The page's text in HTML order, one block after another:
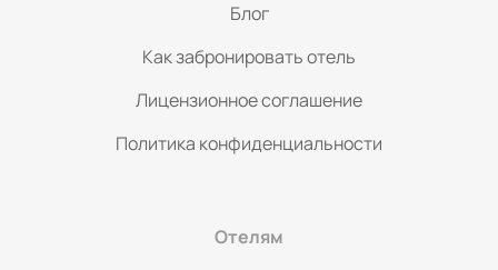
Блог
Как забронировать отель
Лицензионное соглашение
Политика конфиденциальности
Отелям